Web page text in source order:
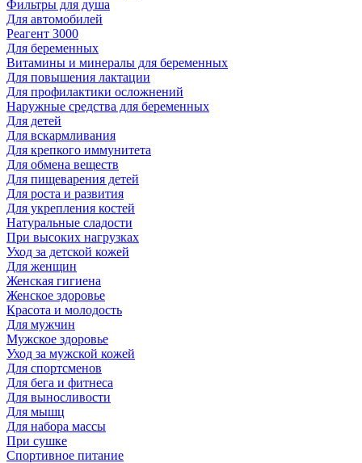
Фильтры для душа
Для автомобилей
Реагент 3000
Для беременных
Витамины и минералы для беременных
Для повышения лактации
Для профилактики осложнений
Наружные средства для беременных
Для детей
Для вскармливания
Для крепкого иммунитета
Для обмена веществ
Для пищеварения детей
Для роста и развития
Для укрепления костей
Натуральные сладости
При высоких нагрузках
Уход за детской кожей
Для женщин
Женская гигиена
Женское здоровье
Красота и молодость
Для мужчин
Мужское здоровье
Уход за мужской кожей
Для спортсменов
Для бега и фитнеса
Для выносливости
Для мышц
Для набора массы
При сушке
Спортивное питание